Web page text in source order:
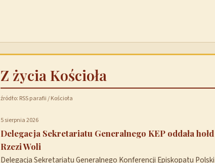
Z życia Kościoła
źródło: RSS parafii / Kościoła
5 sierpnia 2026
Delegacja Sekretariatu Generalnego KEP oddała
Rzezi Woli
Delegacja Sekretariatu Generalnego Konferencji Episkopatu Polski